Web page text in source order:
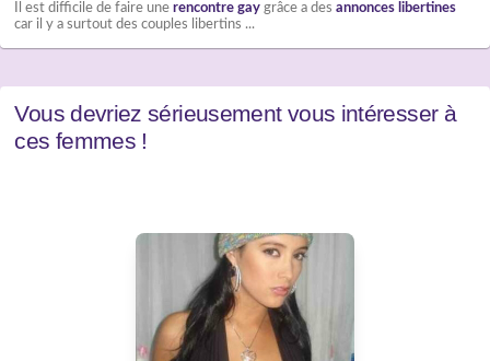
Il est difficile de faire unerencontre gay grâce a desannonces libertines
car il y a surtout des couples libertins ...
Vous devriez sérieusement vous intéresser à
ces femmes !